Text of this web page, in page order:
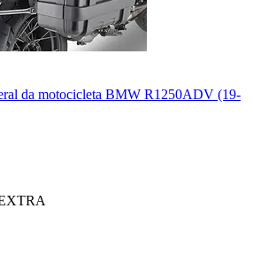
da motocicleta BMW R1250ADV (19-